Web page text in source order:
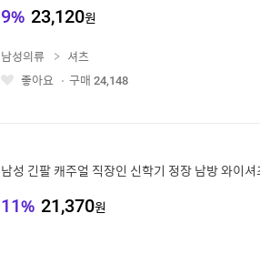
9% 23,120원
좋
남성의류
셔츠
좋아요
구매 24,148
남성 긴팔 캐주얼 직장인 신학기 정장 남방 와이셔
11% 21,370원